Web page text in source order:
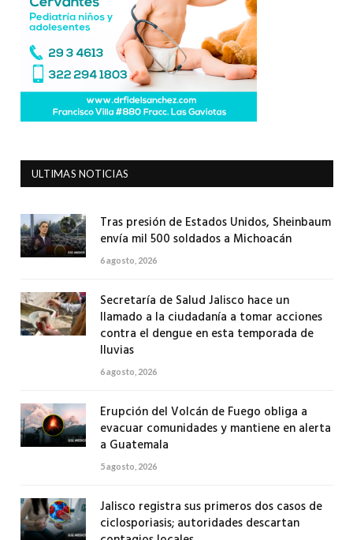
ULTIMAS NOTICIAS
Tras presión de Estados Unidos, Sheinbaum
envía mil 500 soldados a Michoacán
6 agosto, 2026
Secretaría de Salud Jalisco hace un
llamado a la ciudadanía a tomar acciones
contra el dengue en esta temporada de
lluvias
6 agosto, 2026
Erupción del Volcán de Fuego obliga a
evacuar comunidades y mantiene en alerta
a Guatemala
5 agosto, 2026
Jalisco registra sus primeros dos casos de
ciclosporiasis; autoridades descartan